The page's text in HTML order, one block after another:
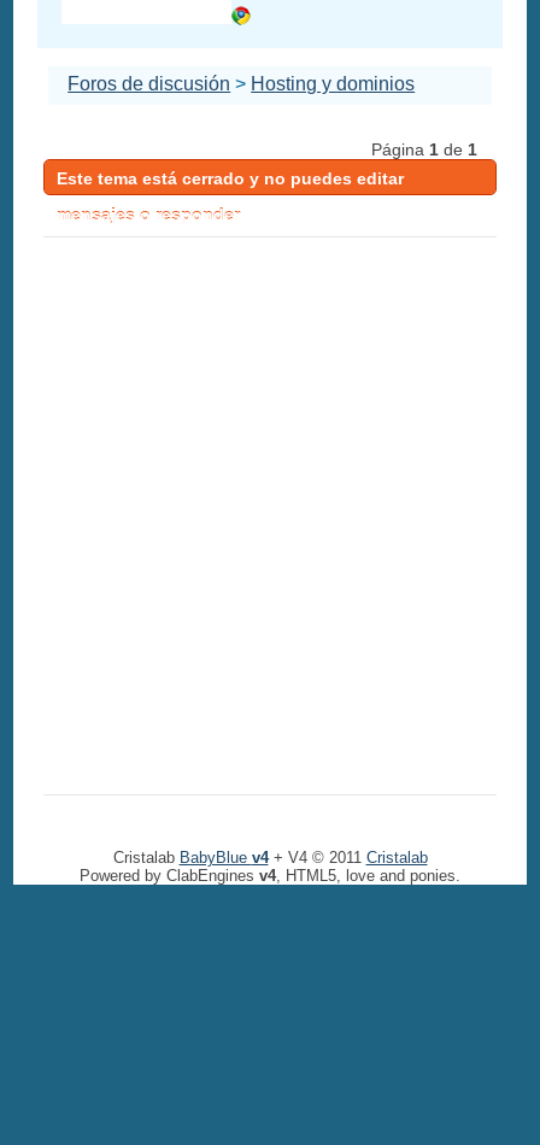
Foros de discusión > Hosting y dominios
Página 1de 1
Este tema está cerrado y no puedes editar
mensajes o responder
Cristalab BabyBlue v4+ V4 © 2011 Cristalab
Powered by ClabEngines v4, HTML5, love and ponies.